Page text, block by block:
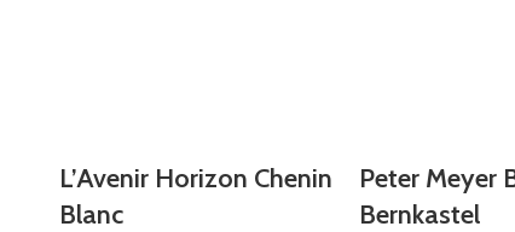
L’Avenir Horizon Chenin
Blanc
Peter Meyer
Bernkastel